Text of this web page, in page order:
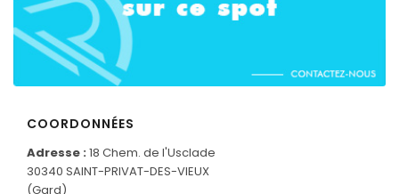
CONNECTEZ-VOUS
COORDONNÉES
Adresse : 18 Chem. de l'Usclade
30340 SAINT-PRIVAT-DES-VIEUX
(Gard)